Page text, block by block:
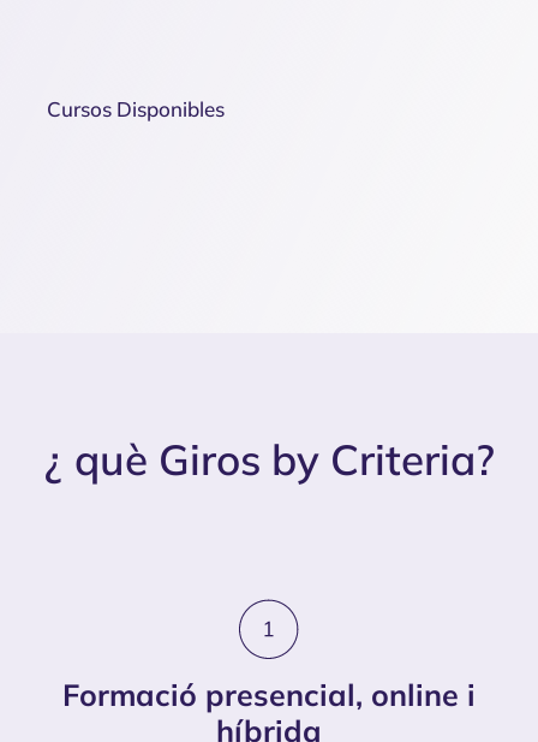
Cursos Disponibles
¿ què Giros by Criteria?
Formació presencial, online i
híbrida